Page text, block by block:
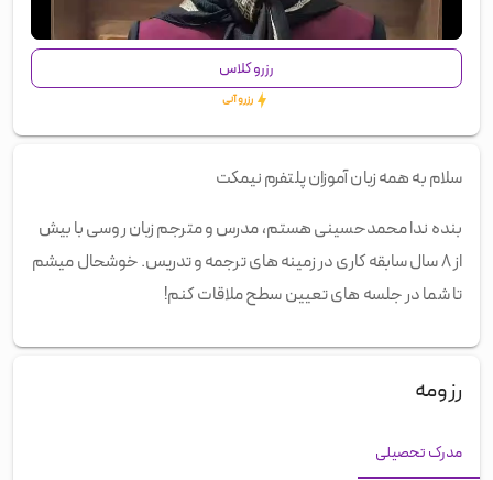
00:00/01:03
رزرو کلاس
رزرو آنی
سلام به همه زبان آموزان پلتفرم نیمکت
بنده ندا محمدحسینی هستم، مدرس و مترجم زبان روسی با بیش
از ۸ سال سابقه کاری در زمینه های ترجمه و تدریس. خوشحال میشم
تا شما در جلسه های تعیین سطح ملاقات کنم!
رزومه
مدرک تحصیلی